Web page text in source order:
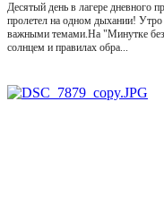
Десятый день в лагере
пролетел на одном дыхании! Утро
важными темами.На "Минутке
солнцем и правилах обра...